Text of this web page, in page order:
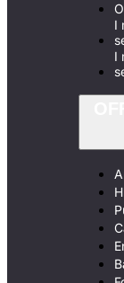
I
I